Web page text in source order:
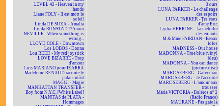
LEVEL 42 - Heaven in my
hands
Liane FOLY - Il est mort le
soleil
Linda DE SUZA - Amalia
Linda RONSTADT/Aaron
NEVILLE - When something is
wrong...
LLOYD COLE - Downtown
Los LOBOS - Donna
Lou REED - My red joystick
LOVE BIZARRE - Trop
d'amour
Luis MARIANO pour IZARRA
Madeleine RENAUD raconte le
palais idéal
MAGGI - Magie
MANHATTAN TRANSFER -
Boy from N.Y.C. [White Label]
MANITAS de PLATA -
Hommages
3 ours
LUNA PARKER - Le challenge
des espoirs
LUNA PARKER - Tes états
d'âme Eric
Lydia VERKINE - La mélodie
des enfants
M & Mme FAIRDAN - Beaux
lolos
MADNESS - Our house
MADONNA - True blue (vinyl
bleu)
MADONNA - You can dance
(picture-disc)
MARC SEBERG - Galver'ran
MARC SEBERG - Je t'accorde
MARC SEBERG - L'amour aux
trousses
Maria VICTORIA - Boléros n° 2
(Radio France)
MAURANE - Pas gaie la